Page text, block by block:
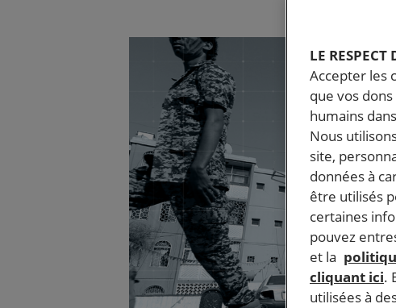
LE RESPECT
Accepter les
que vos
humains
Nous
site,
données à
être utilisés
certaines
pouvez
et la
cliquant ici.
utilisées à